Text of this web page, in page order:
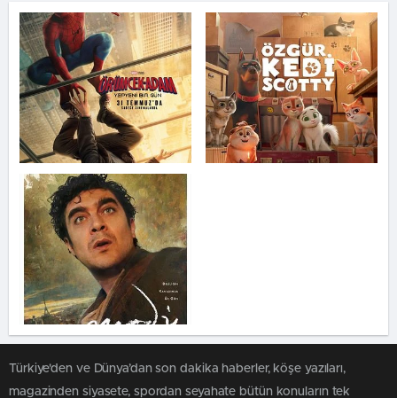
Türkiye'den ve Dünya’dan son dakika haberler, köşe yazıları,
magazinden siyasete, spordan seyahate bütün konuların tek